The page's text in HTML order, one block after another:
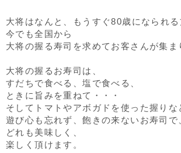
大将はなんと、もうすぐ80歳になられる
今でも全国から
大将の握る寿司を求めてお客さんが集ま
大将の握るお寿司は、
すだちで食べる、塩で食べる、
ときに旨みを重ねて・・・
そしてトマトやアボガドを使った握りな
遊び心も忘れず、飽きの来ないお寿司で
どれも美味しく、
楽しく頂けます。